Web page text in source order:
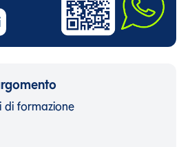
di formazione